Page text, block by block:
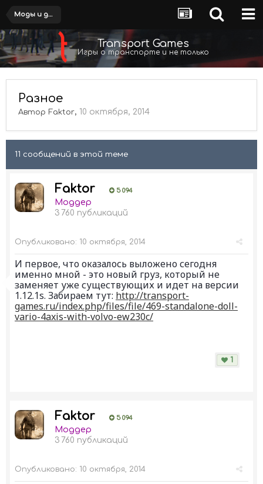
Моды и дополнения
Transport Games
Игры о транспорте и не только
Разное
Автор Faktor, 10 октября, 2014
11 сообщений в этой теме
Faktor 5 094
Моддер
3 760 публикаций
Опубликовано: 10 октября, 2014
И первое, что оказалось выложено сегодня
именно мной - это новый груз, который не
заменяет уже существующих и идет на версии
1.12.1s. Забираем тут: http://transport-
games.ru/index.php/files/file/469-standalone-doll-
vario-4axis-with-volvo-ew230c/
1
Faktor 5 094
Моддер
3 760 публикаций
Опубликовано: 10 октября, 2014